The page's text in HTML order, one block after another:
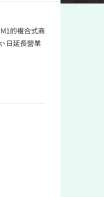
的複合式商
日延長營業